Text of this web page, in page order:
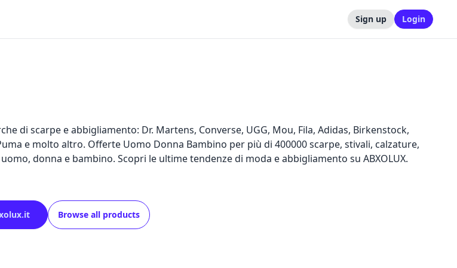
Sign up Login
di scarpe e abbigliamento: Dr. Martens, Converse, UGG, Mou, Fila, Adidas, Birkenstock,
e molto altro. Offerte Uomo Donna Bambino per più di 400000 scarpe, stivali, calzature,
donna e bambino. Scopri le ultime tendenze di moda e abbigliamento su ABXOLUX.
Browse all products